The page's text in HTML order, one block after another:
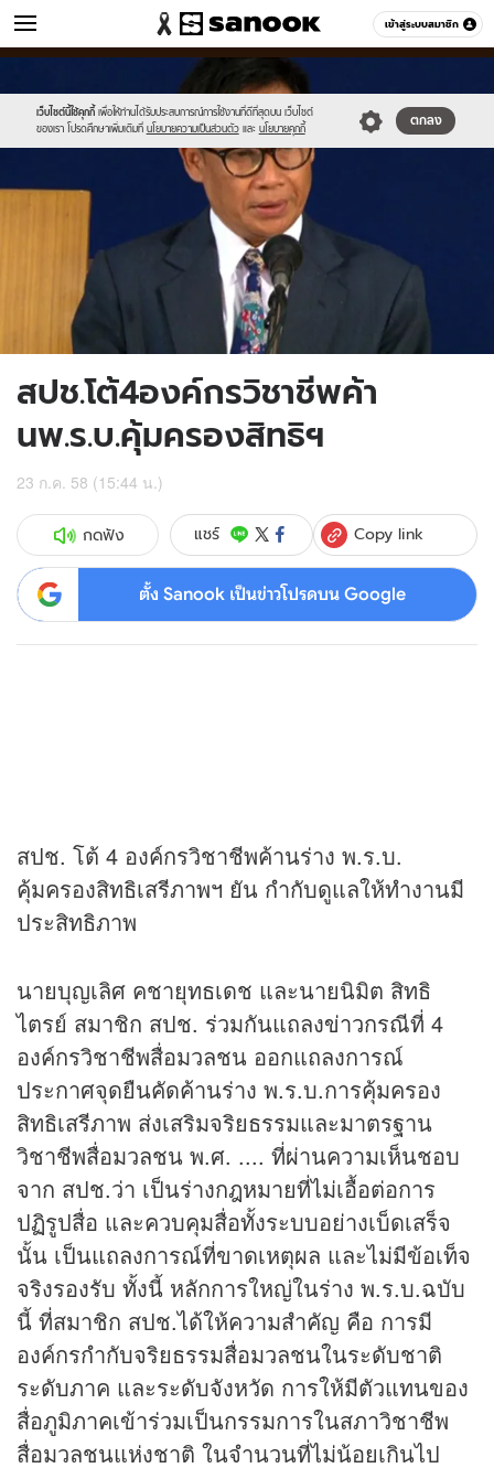
เข้าสู่ระบบสมาชิก
ข่าว หมวดอื่นๆ
เว็บไซต์นี้ใช้คุกกี้ เพื่อให้ท่านได้รับประสบการณ์การใช้งานที่ดีที่สุดบน เว็บไซต์
ของเรา โปรดศึกษาเพิ่มเติมที่ นโยบายความเป็นส่วนตัว และ นโยบายคุกกี้
ตกลง
//s.isanook.com/sr/0/images/logo-
new-
sanook.png
//s.isanook.com/ns/0/ud/367/1835326/634068-
01.jpg
สปช.โต้4องค์กรวิชาชีพค้า
นพ.ร.บ.คุ้มครองสิทธิฯ
23 ก.ค. 58 (15:44 น.)
กดฟัง แชร์ Copy link
ตั้ง Sanook เป็นข่าวโปรดบน Google
สปช. โต้ 4 องค์กรวิชาชีพค้านร่าง พ.ร.บ.
คุ้มครองสิทธิเสรีภาพฯ ยัน กำกับดูแลให้ทำงานมี
ประสิทธิภาพ
นายบุญเลิศ คชายุทธเดช และนายนิมิต สิทธิ
ไตรย์ สมาชิก สปช. ร่วมกันแถลงข่าวกรณีที่ 4
องค์กรวิชาชีพสื่อมวลชน ออกแถลงการณ์
ประกาศจุดยืนคัดค้านร่าง พ.ร.บ.การคุ้มครอง
สิทธิเสรีภาพ ส่งเสริมจริยธรรมและมาตรฐาน
วิชาชีพสื่อมวลชน พ.ศ. .... ที่ผ่านความเห็นชอบ
จาก สปช.ว่า เป็นร่างกฎหมายที่ไม่เอื้อต่อการ
ปฏิรูปสื่อ และควบคุมสื่อทั้งระบบอย่างเบ็ดเสร็จ
นั้น เป็นแถลงการณ์ที่ขาดเหตุผล และไม่มีข้อเท็จ
จริงรองรับ ทั้งนี้ หลักการใหญ่ในร่าง พ.ร.บ.ฉบับ
นี้ ที่สมาชิก สปช.ได้ให้ความสำคัญ คือ การมี
องค์กรกำกับจริยธรรมสื่อมวลชนในระดับชาติ
ระดับภาค และระดับจังหวัด การให้มีตัวแทนของ
สื่อภูมิภาคเข้าร่วมเป็นกรรมการในสภาวิชาชีพ
สื่อมวลชนแห่งชาติ ในจำนวนที่ไม่น้อยเกินไป